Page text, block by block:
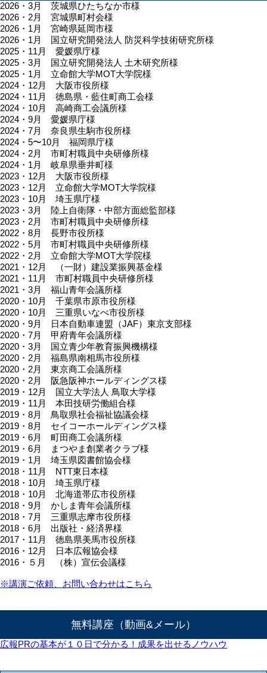
2026・3月 茨城県ひたちなか市様
2026・2月 宮城県町村会様
2026・1月 宮崎県延岡市様
2026・1月 国立研究開発法人 防災科学技術研究所様
2025・11月 愛媛県庁様
2025・3月 国立研究開発法人 土木研究所様
2025・1月 立命館大学MOT大学院様
2024・12月 大阪市役所様
2024・11月 徳島県・藍住町商工会様
2024・10月 高崎商工会議所様
2024・9月 愛媛県庁様
2024・7月 奈良県生駒市役所様
2024・5〜10月 福岡県庁様
2024・2月 市町村職員中央研修所様
2024・1月 岐阜県垂井町様
2023・12月 大阪市役所様
2023・12月 立命館大学MOT大学院様
2023・10月 埼玉県庁様
2023・3月 陸上自衛隊・中部方面総監部様
2023・2月 市町村職員中央研修所様
2022・8月 長野市役所様
2022・5月 市町村職員中央研修所様
2022・2月 立命館大学MOT大学院様
2021・12月 （一財）建設業振興基金様
2021・11月 市町村職員中央研修所様
2021・3月 福山青年会議所様
2020・10月 千葉県市原市役所様
2020・10月 三重県いなべ市役所様
2020・9月 日本自動車連盟（JAF）東京支部様
2020・7月 甲府青年会議所様
2020・3月 国立青少年教育振興機構様
2020・2月 福島県南相馬市役所様
2020・2月 東京商工会議所様
2020・2月 阪急阪神ホールディングス様
2019・12月 国立大学法人 鳥取大学様
2019・11月 本田技研労働組合様
2019・8月 鳥取県社会福祉協議会様
2019・8月 セイコーホールディングス様
2019・6月 町田商工会議所様
2019・6月 まつやま創業者クラブ様
2019・1月 埼玉県図書館協会様
2018・11月 NTT東日本様
2018・10月 埼玉県庁様
2018・10月 北海道帯広市役所様
2018・9月 かしま青年会議所様
2018・7月 三重県志摩市役所様
2018・6月 出版社・経済界様
2017・11月 徳島県美馬市役所様
2016・12月 日本広報協会様
2016・５月 （株）宣伝会議様
※講演ご依頼、お問い合わせはこちら
無料講座（動画&メール）
広報PRの基本が１０日で分かる！成果を出せるノウハウ